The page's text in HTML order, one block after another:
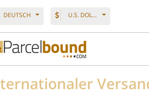
DEUTSCH U.S. DOLLAR